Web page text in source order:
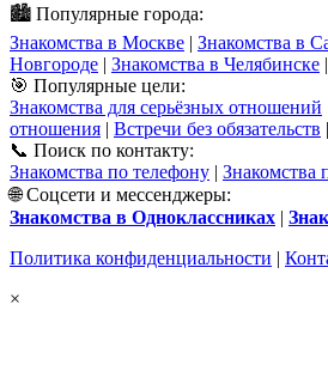
🏙️ Популярные города:
Знакомства в Москве | Знакомства в
Новгороде | Знакомства в Челябинске |
🎯 Популярные цели:
Знакомства для серьёзных отношений
отношения | Встречи без обязательств |
📞 Поиск по контакту:
Знакомства по телефону | Знакомства
🌐 Соцсети и мессенджеры:
Знакомства в Одноклассниках |
Политика конфиденциальности |
×